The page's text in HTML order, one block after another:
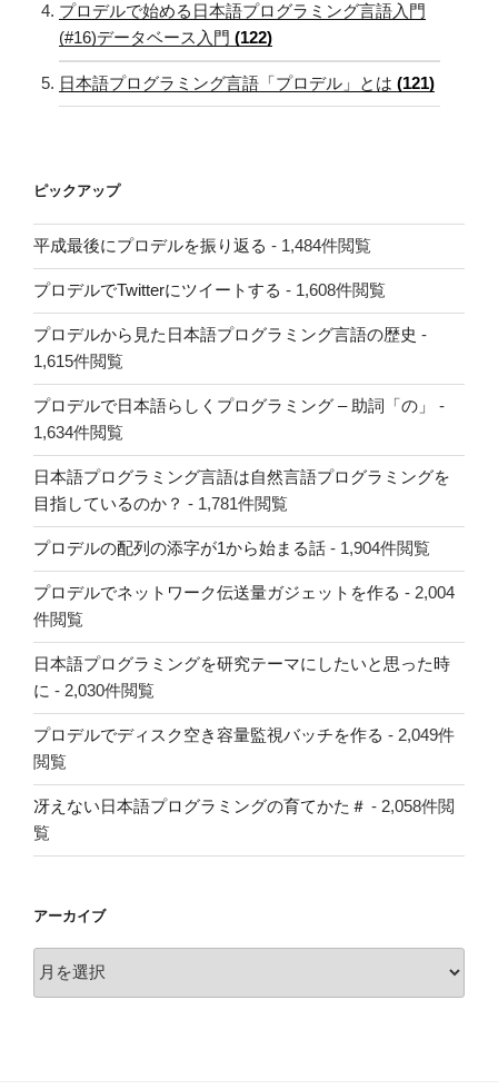
プロデルで始める日本語プログラミング言語入門
(#16)データベース入門 (122)
日本語プログラミング言語「プロデル」とは (121)
ピックアップ
平成最後にプロデルを振り返る - 1,484件閲覧
プロデルでTwitterにツイートする - 1,608件閲覧
プロデルから見た日本語プログラミング言語の歴史 -
1,615件閲覧
プロデルで日本語らしくプログラミング – 助詞「の」
-
1,634件閲覧
日本語プログラミング言語は自然言語プログラミングを
目指しているのか？ - 1,781件閲覧
プロデルの配列の添字が1から始まる話 - 1,904件閲覧
プロデルでネットワーク伝送量ガジェットを作る - 2,004
件閲覧
日本語プログラミングを研究テーマにしたいと思った時
に - 2,030件閲覧
プロデルでディスク空き容量監視バッチを作る - 2,049件
閲覧
冴えない日本語プログラミングの育てかた＃ - 2,058件閲
覧
アーカイブ
ー